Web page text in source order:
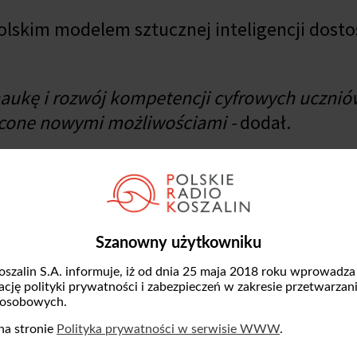
Szanowny użytkowniku
S.A. informuje, iż od dnia 25 maja 2018 roku wprowadza
polityki prywatności i zabezpieczeń w zakresie
stronie Polityka prywatności w serwisie WWW.
modelem sztucznej inteligencji
i rozwój kompetencji cyfrowych
nowymi możliwościami -dodał.
i organizacyjnych przed nowym
Jesteśmy już po konkursie i wybraliśmy
także nowe przedszkole w
Zmiany czekają także nasz żłobek,
-wyjaśnił.